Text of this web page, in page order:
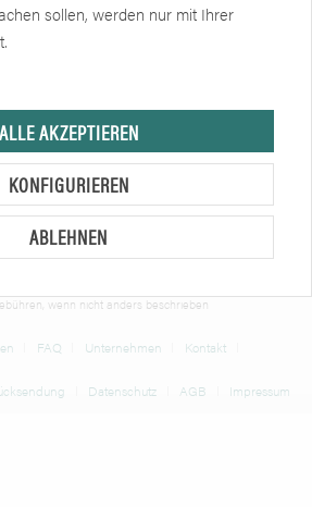
angegeben, ist die Friedrich Eberlein GmbH.
Gewerbetreibende, Freiberufler und öffentliche
an Verbraucher im Sinne des § 13 BGB. Alle
gesetzl. MwSt. Angebote freibleibend.
wenn nicht anders beschrieben
FAQ Unternehmen Kontakt
Datenschutz AGB Impressum
sollen, werden nur mit Ihrer
ALLE AKZEPTIEREN
KONFIGURIEREN
ABLEHNEN